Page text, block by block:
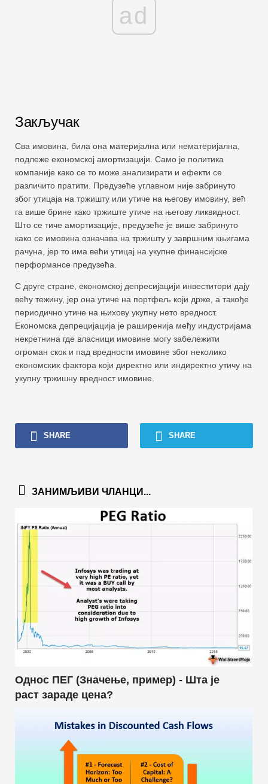
ad
Закључак
Сва имовина, била она материјална или нематеријална,
подлеже економској амортизацији. Само је политика
компаније како се то може анализирати и ефекти се
различито пратити. Предузеће углавном није забринуто
због утицаја на тржишту или утиче на његову имовину, већ
га више брине како тржиште утиче на његову ликвидност.
Што се тиче амортизације, предузеће је више забринуто
како се имовина означава на тржишту у завршним књигама
рачуна, јер то има већи утицај на укупне финансијске
перформансе предузећа.
С друге стране, економској депресијацији инвеститори дају
већу тежину, јер она утиче на портфељ који држе, а такође
периодично утиче на њихову укупну нето вредност.
Економска депрецијација је раширенија међу индустријама
некретнина где власници имовине могу забележити
огроман скок и пад вредности имовине због неколико
економских фактора који директно или индиректно утичу на
укупну тржишну вредност имовине.
SHARE SHARE
ЗАНИМЉИВИ ЧЛАНЦИ...
Однос ПЕГ (Значење, пример) - Шта је
раст зараде цена?